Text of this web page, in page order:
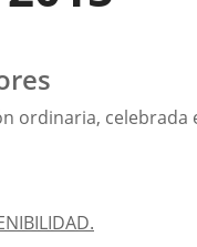
ordinaria, celebrada